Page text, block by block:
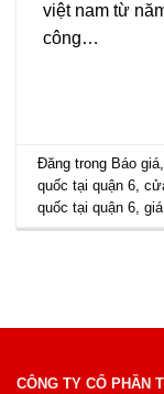
việt nam từ
công…
Đăng trong Báo giá
quốc tại quận 6 ,
quốc tại quận 6 ,
CÔNG TY CỔ PHẦN